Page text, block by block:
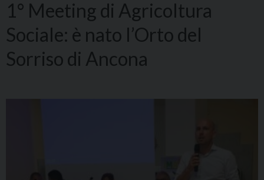
1° Meeting di Agricoltura
Sociale: è nato l’Orto del
Sorriso di Ancona